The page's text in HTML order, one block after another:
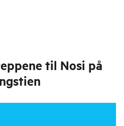
til Nosi på